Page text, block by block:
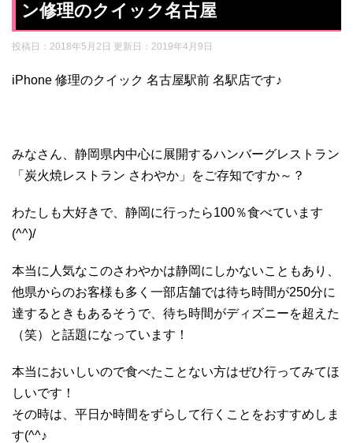
ン修理のクイック名古屋
投稿日：2018年5月2日 更新日： 2019年4月9日
iPhone 修理のクイック 名古屋駅前 名駅店です♪
みなさん、静岡県内中心に展開するハンバーグレストラン
「炭火焼レストラン さわやか」をご存知ですか～？
わたしも大好きで、静岡に行ったら100％食べています
(^^)/
本当に人気なこのさわやかは静岡にしかないこともあり、
他県からのお客様も多く一部店舗では待ち時間が250分に
達するときもあるそうで、待ち時間がディズニーを超えた
（笑）と話題になっています！
本当においしいので食べたことない方はぜひ行ってみてほ
しいです！
その時は、平日か時間をずらして行くことをおすすめしま
す(^^♪